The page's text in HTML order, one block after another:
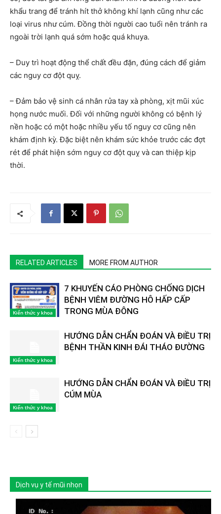
khẩu trang để tránh hít thở không khí lạnh cũng như các
loại virus như cúm. Đồng thời người cao tuổi nên tránh ra
ngoài trời lạnh quá sớm hoặc quá khuya.
– Duy trì hoạt động thể chất đều đặn, đúng cách để giảm
các nguy cơ đột quỵ.
– Đảm bảo vệ sinh cá nhân rửa tay xà phòng, xịt mũi xúc
họng nước muối. Đối với những người không có bệnh lý
nền hoặc có một hoặc nhiều yếu tố nguy cơ cũng nên
khám định kỳ. Đặc biệt nên khám sức khỏe trước các đợt
rét để phát hiện sớm nguy cơ đột quỵ và can thiệp kịp
thời.
RELATED ARTICLES MORE FROM AUTHOR
Kiến thức y khoa
7 KHUYẾN CÁO PHÒNG CHỐNG DỊCH
BỆNH VIÊM ĐƯỜNG HÔ HẤP CẤP
TRONG MÙA ĐÔNG
Kiến thức y khoa
HƯỚNG DẪN CHẨN ĐOÁN VÀ ĐIỀU TRỊ
BỆNH THẦN KINH ĐÁI THÁO ĐƯỜNG
Kiến thức y khoa
HƯỚNG DẪN CHẨN ĐOÁN VÀ ĐIỀU TRỊ
CÚM MÙA
Dịch vụ y tế mũi nhọn